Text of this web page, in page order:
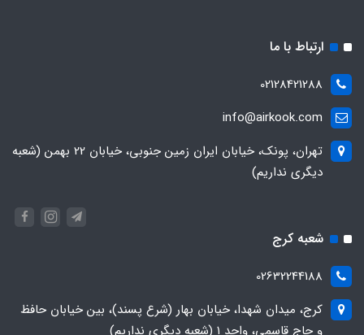
ارتباط با ما
02128421288
info@airkook.com
تهران، پونک، خیابان ایران زمین جنوبی، خیابان 22 بهمن (شعبه
دیگری نداریم)
شعبه کرج
02632244188
کرج، میدان شهدا، خیابان بهار (شرع پسند)، بین خیابان حافظ
و حاج قاسمی، واحد ۱ (شعبه دیگری نداریم)